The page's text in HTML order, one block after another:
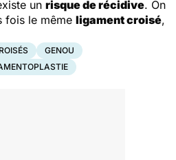
un risque de récidive. On
fois le même ligament croisé,
GENOU